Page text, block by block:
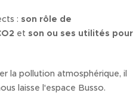
: son rôle de
et son ou ses utilités pour
la pollution atmosphérique, il
laisse l'espace Busso.